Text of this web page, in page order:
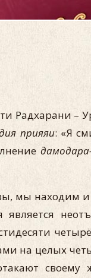
Радхарани –
прияяи: «Я
мы находим
является
на целых
своему